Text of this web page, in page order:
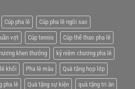
tặng
nhân
viên
xuất
xắc
Cúp pha lê Cúp pha lê ngôi sao
vợt Cúp tennis Cúp thể thao pha lê
khen thưởng kỷ niệm chương pha lê
khối Pha lê màu Quà tặng họp lớp
pha lê Quà tặng sự kiện quà tặng tri ân